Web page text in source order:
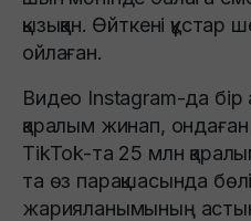
қызыққан. Өйткені
ойлаған.
Видео Instagram-да бір
қаралым жинап,
TikTok-та 25 млн
та өз парақшасында
жарияланымының